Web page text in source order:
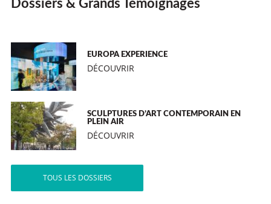
Dossiers & Grands Témoignages
EUROPA EXPERIENCE
DÉCOUVRIR
SCULPTURES D’ART CONTEMPORAIN EN
PLEIN AIR
DÉCOUVRIR
TOUS LES DOSSIERS